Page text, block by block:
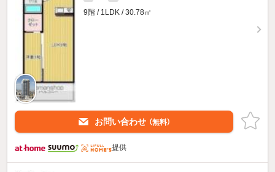
9階 / 1LDK / 30.78㎡
お問い合わせ （無料）
提供